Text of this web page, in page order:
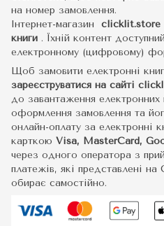
на номер замовлення.
Інтернет-магазин clicklit.store
книги . Їхній контент
електронному (цифровому)
Щоб замовити електронні
зареєструватися на сайті
до завантаження
оформлення замовлення та
онлайн-оплату за електронні
карткою Visa, MasterCard,
через одного оператора з
платежів, які представлені
обирає самостійно.